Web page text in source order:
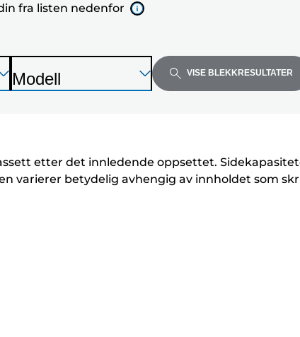
listen
nedenfor
fra listen nedenfor
Trykk
Enter
S
i
v
Modell VISE BLEKKRESULTATER
etter det innledende oppsettet.
varierer betydelig avhengig av innholdet som